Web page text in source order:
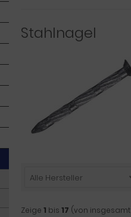
Stahlnagel
Alle Hersteller
Zeige 1 bis 17 (von insgesamt